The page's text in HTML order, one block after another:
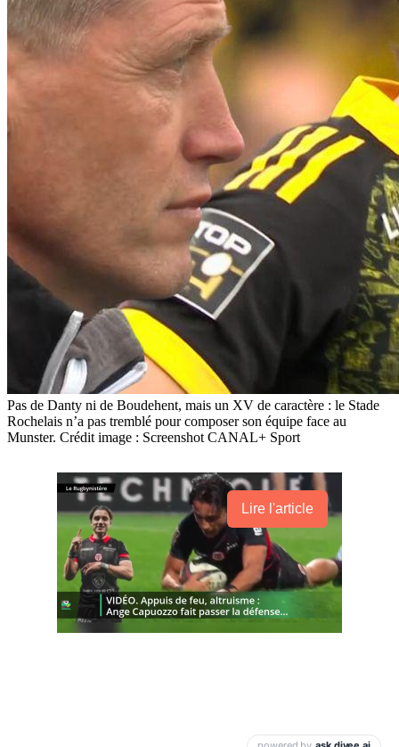
Pas de Danty ni de Boudehent, mais un XV de caractère : le Stade
Rochelais n’a pas tremblé pour composer son équipe face au
Munster. Crédit image : Screenshot CANAL+ Sport
Lire l'article